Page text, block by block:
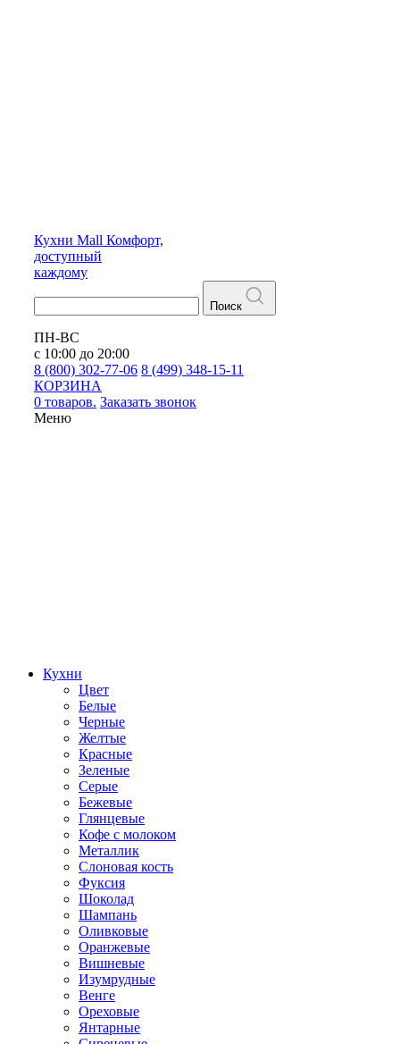
Кухни Mall Комфорт,
доступный
каждому
Поиск
ПН-ВС
с 10:00 до 20:00
8 (800) 302-77-06 8 (499) 348-15-11
КОРЗИНА
0 товаров. Заказать звонок
Меню
Кухни
Цвет
Белые
Черные
Желтые
Красные
Зеленые
Серые
Бежевые
Глянцевые
Кофе с молоком
Металлик
Слоновая кость
Фуксия
Шоколад
Шампань
Оливковые
Оранжевые
Вишневые
Изумрудные
Венге
Ореховые
Янтарные